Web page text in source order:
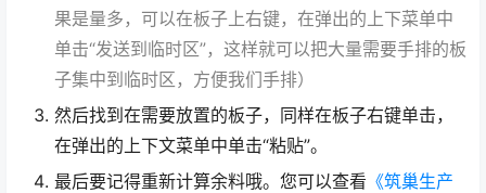
果是量多，可以在板子上右键，在弹出的上下菜单中
单击“发送到临时区”，这样就可以把大量需要手排的板
子集中到临时区，方便我们手排）
然后找到在需要放置的板子，同样在板子右键单击，
在弹出的上下文菜单中单击“粘贴”。
最后要记得重新计算余料哦。您可以查看 《筑巢生产